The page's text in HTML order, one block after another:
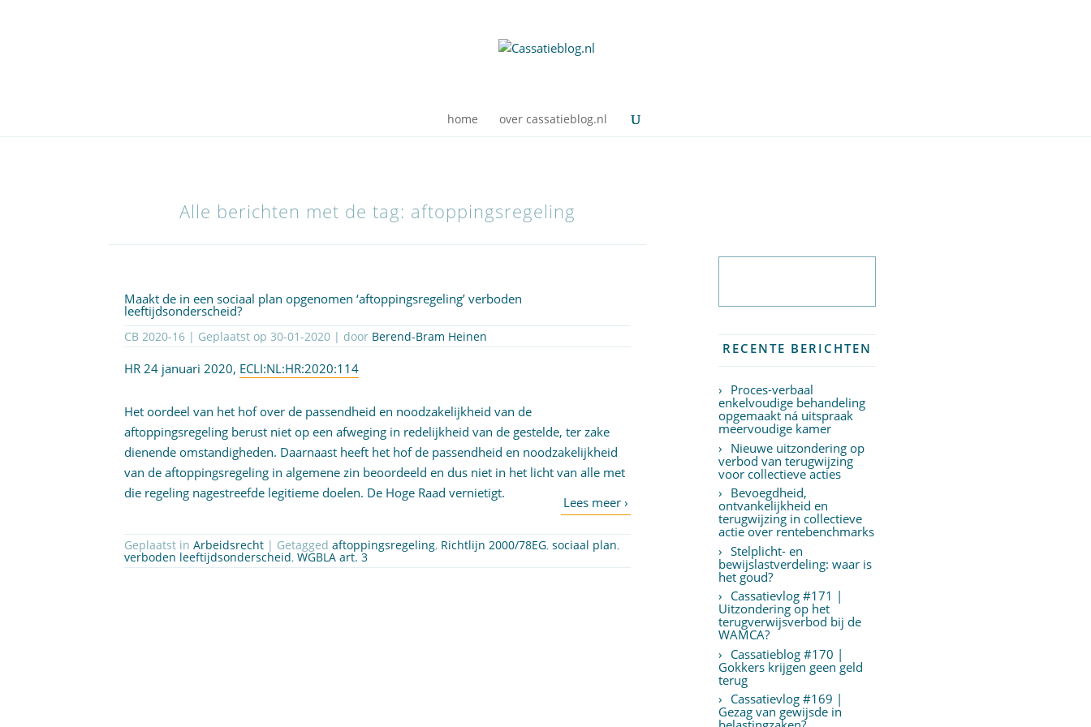
home over cassatieblog.nl
Alle berichten met de tag: aftoppingsregeling
Maakt de in een sociaal plan opgenomen ‘aftoppingsregeling’ verboden
leeftijdsonderscheid?
CB 2020-16 | Geplaatst op30-01-2020 | door Berend-Bram Heinen
HR 24 januari 2020, ECLI:NL:HR:2020:114
Het oordeel van het hof over de passendheid en noodzakelijkheid van de
aftoppingsregeling berust niet op een afweging in redelijkheid van de gestelde, ter zake
dienende omstandigheden. Daarnaast heeft het hof de passendheid en noodzakelijkheid
van de aftoppingsregeling in algemene zin beoordeeld en dus niet in het licht van alle met
die regeling nagestreefde legitieme doelen. De Hoge Raad vernietigt.
Geplaatst inArbeidsrecht | Getaggedaftoppingsregeling, Richtlijn 2000/78EG,sociaal plan,
verboden leeftijdsonderscheid,WGBLA art. 3
RECENTE BERICHTEN
Proces-verbaal
enkelvoudige behandeling
opgemaakt ná uitspraak
meervoudige kamer
Nieuwe uitzondering op
verbod van terugwijzing
voor collectieve acties
Bevoegdheid,
ontvankelijkheid en
terugwijzing in collectieve
actie over rentebenchmarks
Stelplicht- en
bewijslastverdeling: waar is
het goud?
Cassatievlog #171 |
Uitzondering op het
terugverwijsverbod bij de
WAMCA?
Cassatieblog #170 |
Gokkers krijgen geen geld
terug
Cassatievlog #169 |
Gezag van gewijsde in